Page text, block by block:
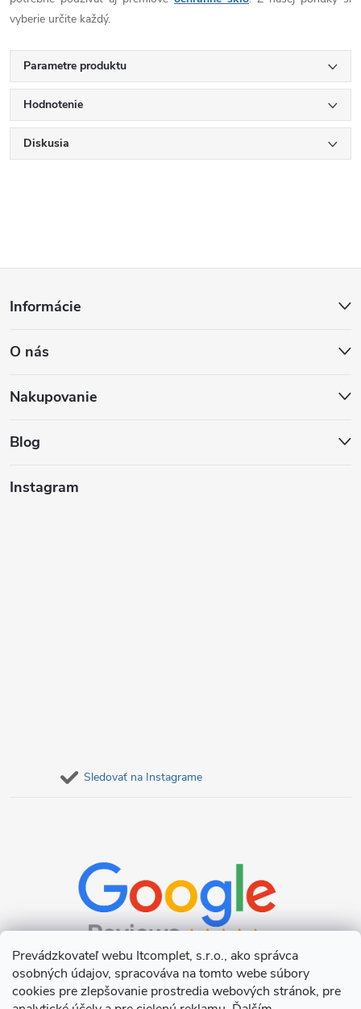
Prevádzkovateľ webu Itcomplet, s.r.o., ako správca
osobných údajov, spracováva na tomto webe súbory
cookies pre zlepšovanie prostredia webových stránok, pre
vyberie určite každý.
Parametre produktu
Hodnotenie
Diskusia
p
ä
Informácie
O nás
Nakupovanie
Blog
Instagram
Sledovať na Instagrame